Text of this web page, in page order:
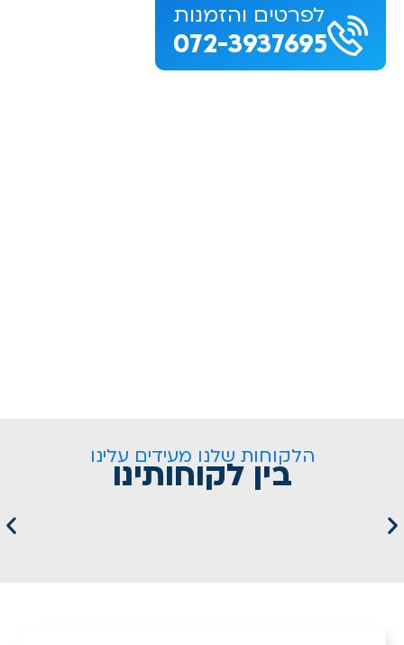
לפרטים והזמנות
072-3937695
הלקוחות שלנו מעידים עלינו
בין לקוחותינו